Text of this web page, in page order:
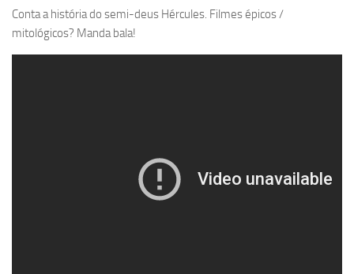
Conta a história do semi-deus Hércules. Filmes épicos /
mitológicos? Manda bala!